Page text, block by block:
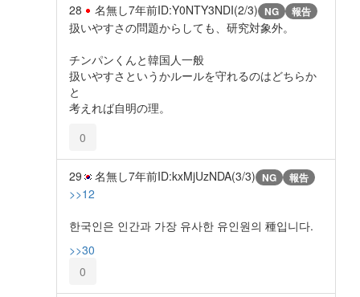
28 名無し7年前ID:Y0NTY3NDI(2/3) NG 報告
扱いやすさの問題からしても、研究対象外。
チンパンくんと韓国人一般
扱いやすさというかルールを守れるのはどちらか
と
考えれば自明の理。
0
29 名無し7年前ID:kxMjUzNDA(3/3) NG 報告
>>12
한국인은 인간과 가장 유사한 유인원의 種입니다.
>>30
0